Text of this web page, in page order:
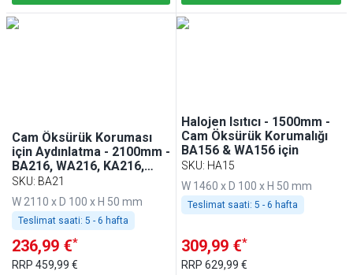
Cam Öksürük Koruması
için Aydınlatma - 2100mm -
BA216, WA216, KA216,
PA216 ve EA216 ile uyumlu
SKU: BA21
W 2110 x D 100 x H 50 mm
Teslimat saati: 5 - 6 hafta
236,99 €*
RRP 459,99 €
Halojen Isıtıcı - 1500mm -
Cam Öksürük Korumalığı
BA156 & WA156 için
SKU: HA15
W 1460 x D 100 x H 50 mm
Teslimat saati: 5 - 6 hafta
309,99 €*
RRP629,99 €